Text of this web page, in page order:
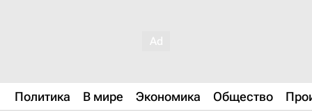
Политика В мире Экономика Общество